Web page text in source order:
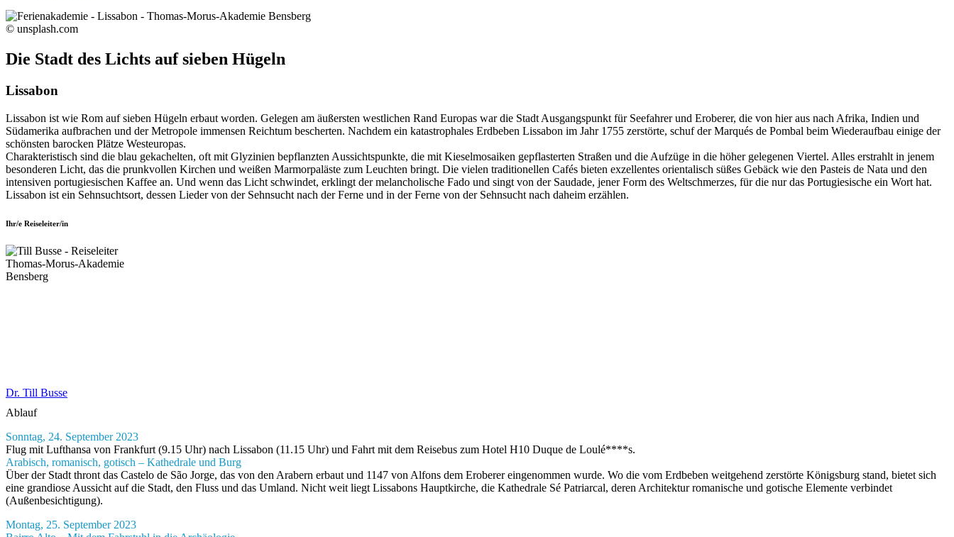
© unsplash.com
Die Stadt des Lichts auf sieben Hügeln
Lissabon
Lissabon ist wie Rom auf sieben Hügeln erbaut worden. Gelegen am äußersten westlichen Rand Europas war die Stadt Ausgangspunkt für Seefahrer und Eroberer, die von hier aus nach Afrika, Indien und
Südamerika aufbrachen und der Metropole immensen Reichtum bescherten. Nachdem ein katastrophales Erdbeben Lissabon im Jahr 1755 zerstörte, schuf der Marqués de Pombal beim Wiederaufbau einige der
schönsten barocken Plätze Westeuropas.
Charakteristisch sind die blau gekachelten, oft mit Glyzinien bepflanzten Aussichtspunkte, die mit Kieselmosaiken gepflasterten Straßen und die Aufzüge in die höher gelegenen Viertel. Alles erstrahlt in jenem
besonderen Licht, das die prunkvollen Kirchen und weißen Marmorpaläste zum Leuchten bringt. Die vielen traditionellen Cafés bieten exzellentes orientalisch süßes Gebäck wie den Pasteis de Nata und den
intensiven portugiesischen Kaffee an. Und wenn das Licht schwindet, erklingt der melancholische Fado und singt von der Saudade, jener Form des Weltschmerzes, für die nur das Portugiesische ein Wort hat.
Lissabon ist ein Sehnsuchtsort, dessen Lieder von der Sehnsucht nach der Ferne und in der Ferne von der Sehnsucht nach daheim erzählen.
Ihr/e Reiseleiter/in
Dr. Till Busse
Ablauf
Sonntag, 24. September 2023
Flug mit Lufthansa von Frankfurt (9.15 Uhr) nach Lissabon (11.15 Uhr) und Fahrt mit dem Reisebus zum Hotel H10 Duque de Loulé****s.
Arabisch, romanisch, gotisch – Kathedrale und Burg
Über der Stadt thront das Castelo de São Jorge, das von den Arabern erbaut und 1147 von Alfons dem Eroberer eingenommen wurde. Wo die vom Erdbeben weitgehend zerstörte Königsburg stand, bietet sich
eine grandiose Aussicht auf die Stadt, den Fluss und das Umland. Nicht weit liegt Lissabons Hauptkirche, die Kathedrale Sé Patriarcal, deren Architektur romanische und gotische Elemente verbindet
(Außenbesichtigung).
Montag, 25. September 2023